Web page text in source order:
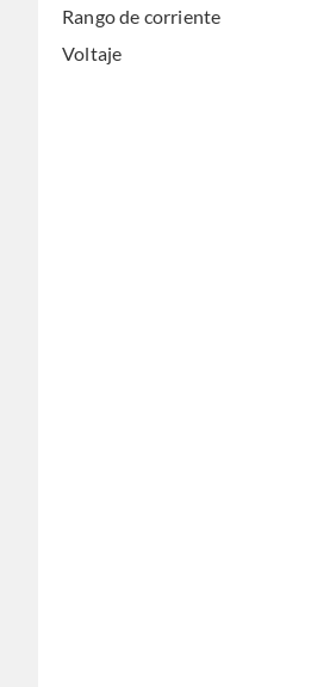
Rango de corriente
Voltaje